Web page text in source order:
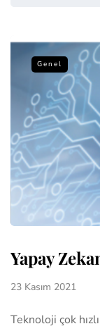
Genel
Yapay
23 Kasım 2021
Teknoloji çok